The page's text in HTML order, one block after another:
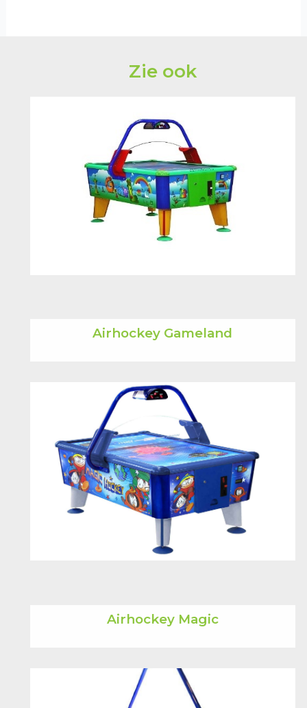
Zie ook
Airhockey Gameland
Airhockey Magic